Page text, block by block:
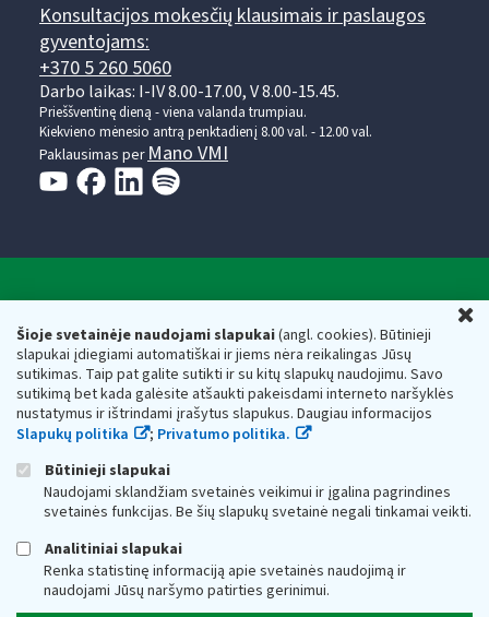
Šioje svetainėje naudojami slapukai(angl. cookies). Būtinieji
slapukai įdiegiami automatiškai ir jiems nėra reikalingas Jūsų
sutikimas. Taip pat galite sutikti ir su kitų slapukų naudojimu. Savo
sutikimą bet kada galėsite atšaukti pakeisdami interneto naršyklės
nustatymus ir ištrindami įrašytus slapukus. Daugiau informacijos
Slapukų politika
; Privatumo politika.
Būtinieji slapukai
Naudojami sklandžiam svetainės veikimui ir įgalina pagrindines
svetainės funkcijas. Be šių slapukų svetainė negali tinkamai veikti.
Analitiniai slapukai
Renka statistinę informaciją apie svetainės naudojimą ir
naudojami Jūsų naršymo patirties gerinimui.
Konsultacijos mokesčių klausimais ir paslaugos
gyventojams:
+370 5 260 5060
Darbo laikas: I-IV 8.00-17.00, V 8.00-15.45.
Prieššventinę dieną - viena valanda trumpiau.
Kiekvieno mėnesio antrą penktadienį 8.00 val. - 12.00 val.
Paklausimas per Mano VMI
Respublikos finansų ministerijos
Biudžetinė įstaiga. Juridinio asmens kodas — 188659752,
adresas: Vasario 16-osios g. 14, 01107 Vilnius, Lietuva, el.paštas:
vmi@vmi.lt, E. pristatymo dėžutės adresas 188659752
Duomenys apie Valstybinę mokesčių inspekciją prie Lietuvos
Respublikos finansų ministerijos kaupiami ir saugomi Juridinių